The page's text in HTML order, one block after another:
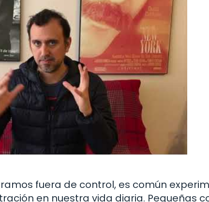
fuera de control, es común
en nuestra vida diaria. Pequeñas